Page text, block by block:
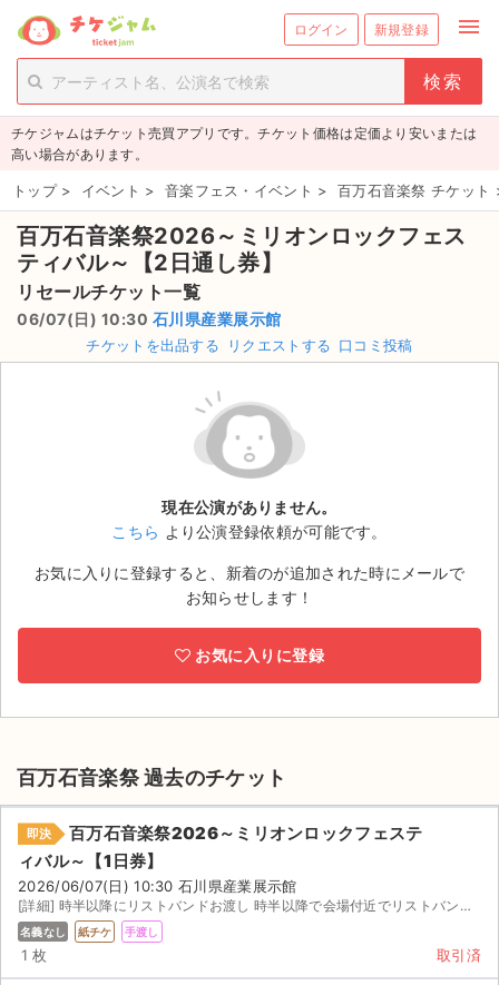
ログイン 新規登録 menu
person_add 新規会員登録
チケットを探す
新着チケット
値下げしたチケット
都道府県からチケットを探す
もうすぐ開催のチケット
ライブ・コンサート（海外）
イベント
スポーツ
演劇・ミュージカル
ご利用ガイド
手数料・お支払い方法
AIに質問する
よくある質問
チケジャムはチケット売買アプリです。チケット価格は定価より安いまたは
高い場合があります。
トップ > イベント > 音楽フェス・イベント > 百万石音楽祭 チケット
百万石音楽祭2026～ミリオンロックフェス
ティバル～【2日通し券】
リセールチケット一覧
06/07(日) 10:30 石川県産業展示館
チケットを出品する リクエストする 口コミ投稿
現在公演がありません。
こちら より公演登録依頼が可能です。
お気に入りに登録すると、新着のが追加された時にメールで
お知らせします！
お気に入りに登録
百万石音楽祭 過去のチケット
即決
百万石音楽祭2026～ミリオンロックフェステ
ィバル～【1日券】
2026/06/07(日) 10:30 石川県産業展示館
[詳細] 時半以降にリストバンドお渡し 時半以降で会場付近でリストバンドお渡しになります。
名義なし 紙チケ 手渡し
1 枚 取引済